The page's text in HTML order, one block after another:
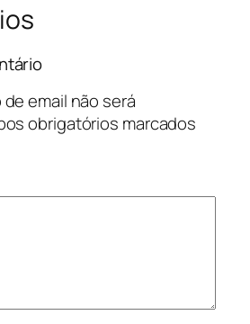
email não será
obrigatórios marcados